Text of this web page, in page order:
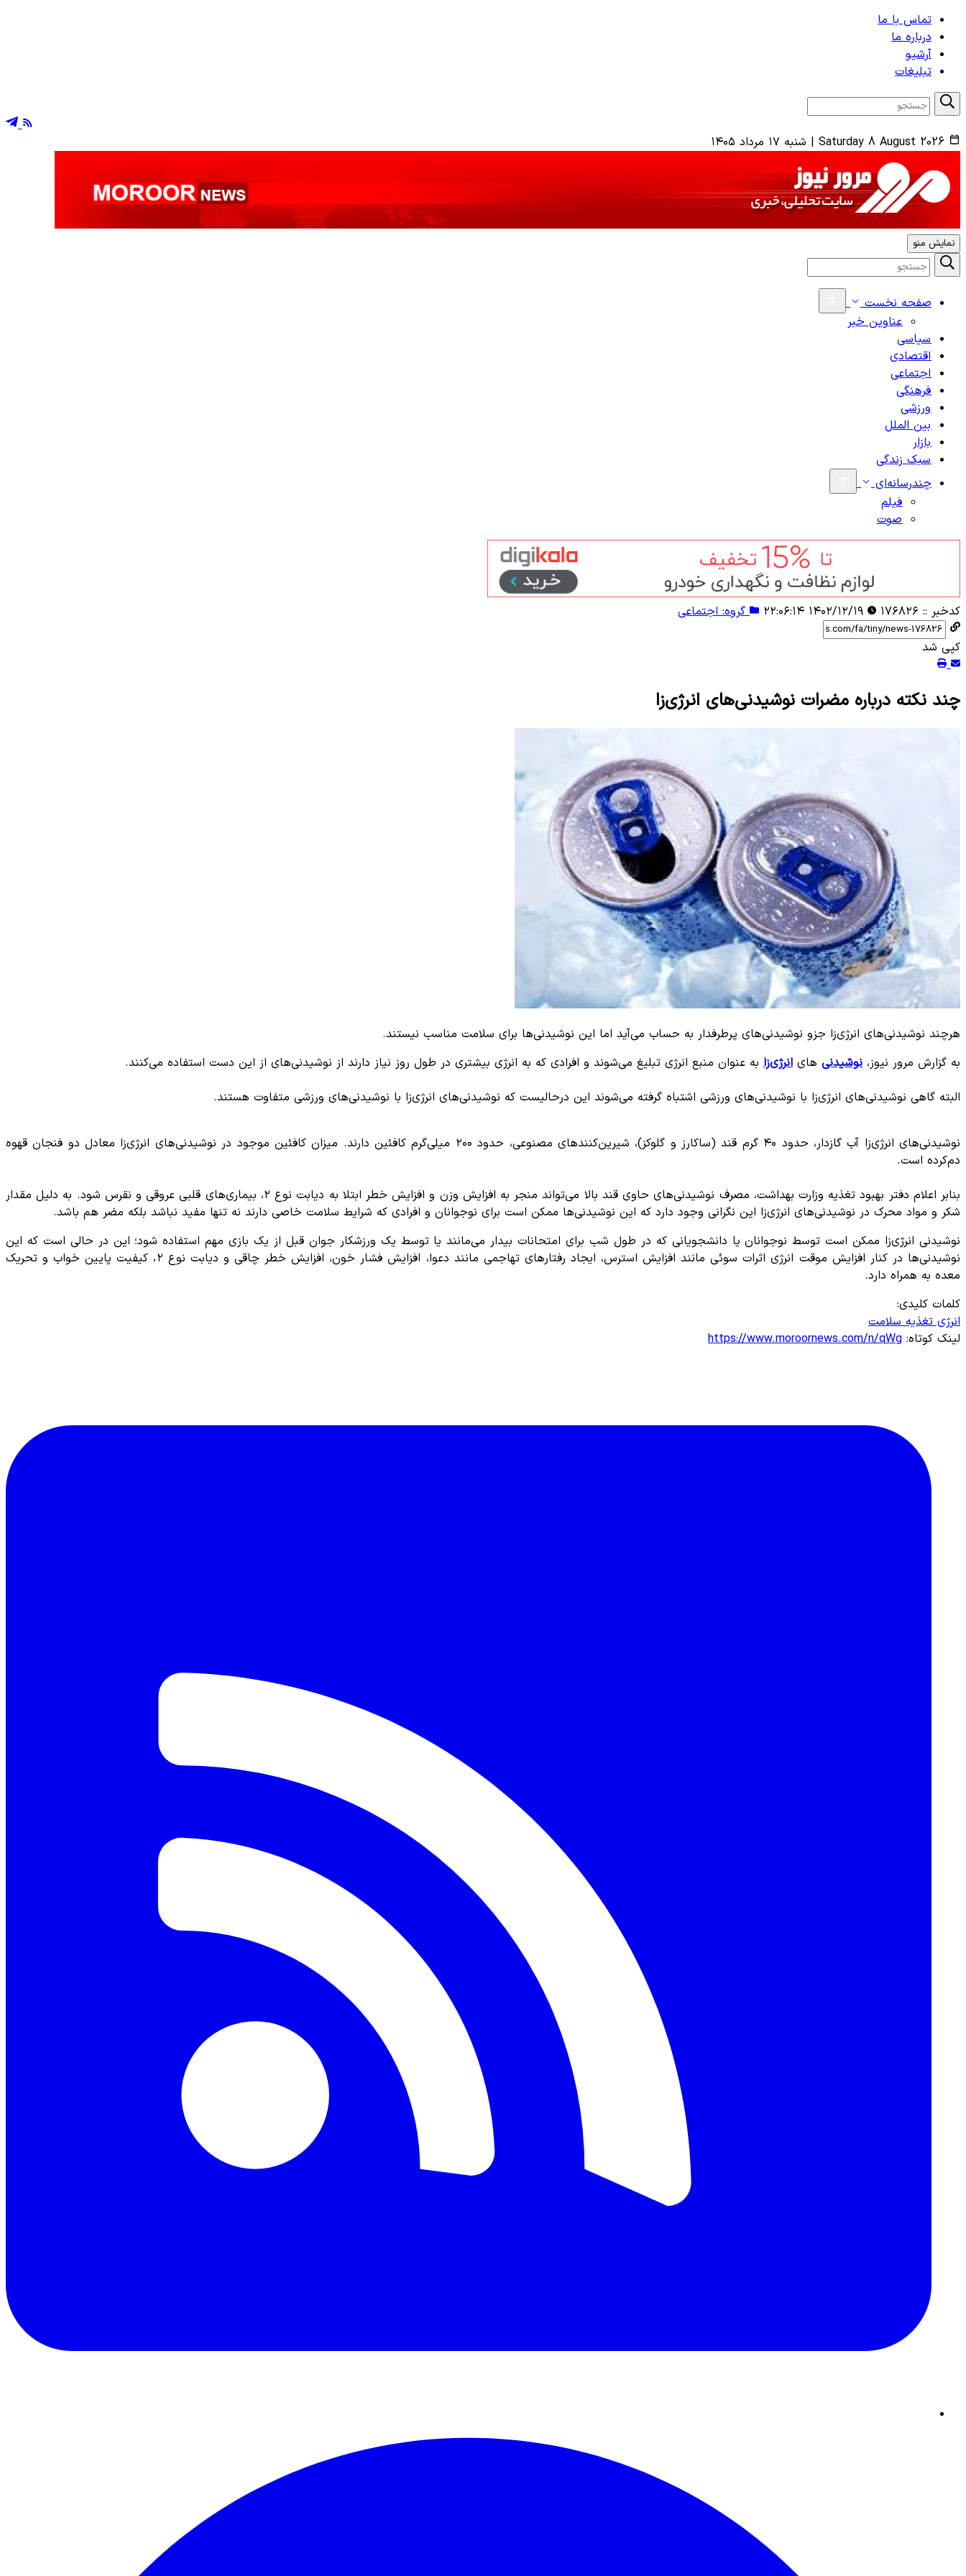
تماس با ما
درباره ما
آرشیو
تبلیغات
Saturday 8 August 2026
| شنبه ۱۷ مرداد ۱۴۰۵
نمایش منو
صفحه نخست
عناوین خبر
سیاسی
اقتصادی
اجتماعی
فرهنگی
ورزشی
بین الملل
بازار
سبک زندگی
چندرسانه‌ای
فیلم
صوت
کدخبر :: ۱۷۶۸۲۶ گروه: اجتماعی
کپی شد
چند نکته درباره مضرات نوشیدنی‌های انرژی‌زا
هرچند نوشیدنی‌های انرژی‌زا جزو نوشیدنی‌های پرطرفدار به حساب می‌آید اما این نوشیدنی‌ها برای سلامت مناسب نیستند.
به گزارش مرور نیوز، نوشیدنی های انرژی‌زا به عنوان منبع انرژی تبلیغ می‌شوند و افرادی که به انرژی بیشتری در طول روز نیاز دارند از نوشیدنی‌های از این دست استفاده می‌کنند.
البته گاهی نوشیدنی‌های انرژی‌زا با نوشیدنی‌های ورزشی اشتباه گرفته می‌شوند این درحالیست که نوشیدنی‌های انرژی‌زا با نوشیدنی‌های ورزشی متفاوت هستند.
نوشیدنی‌های انرژی‌زا آب گازدار، حدود ۴۰ گرم قند (ساکارز و گلوکز)، شیرین‌کنندهای مصنوعی، حدود ۲۰۰ میلی‌گرم کافئین دارند. میزان کافئین موجود در نوشیدنی‌های انرژی‌زا معادل دو فنجان قهوه‌
دم‌کرده است.
بنابر اعلام دفتر بهبود تغذیه وزارت بهداشت، مصرف نوشیدنی‌های حاوی قند بالا می‌تواند منجر به افزایش وزن و افزایش خطر ابتلا به دیابت نوع ۲، بیماری‌های قلبی عروقی و نقرس شود. به دلیل مقدار
شکر و مواد محرک در نوشیدنی‌های انرژی‌زا این نگرانی وجود دارد که این نوشیدنی‌ها ممکن است برای نوجوانان و افرادی که شرایط سلامت خاصی دارند نه تنها مفید نباشد بلکه مضر هم باشد.
نوشیدنی انرژی‌زا ممکن است توسط نوجوانان یا دانشجویانی که در طول شب برای امتحانات بیدار می‌مانند یا توسط یک ورزشکار جوان قبل از یک بازی مهم استفاده شود؛ این در حالی است که این
نوشیدنی‌ها در کنار افزایش موقت انرژی اثرات سوئی مانند افزایش استرس، ایجاد رفتارهای تهاجمی مانند دعوا، افزایش فشار خون، افزایش خطر چاقی و دیابت نوع ۲، کیفیت پایین خواب و تحریک
معده به همراه دارد.
کلمات کلیدی:
انرژیتغذیهسلامت
لینک کوتاه: https://www.moroornews.com/n/qWg